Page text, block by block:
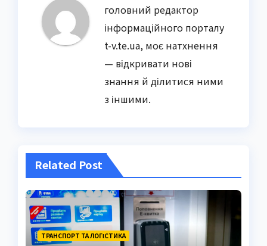
головний редактор
інформаційного порталу
t-v.te.ua, моє натхнення
— відкривати нові
знання й ділитися ними
з іншими.
Related Post
ТРАНСПОРТ ТА ЛОГІСТИКА